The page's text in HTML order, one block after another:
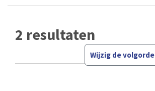
2 resultaten
Wijzig de volgorde